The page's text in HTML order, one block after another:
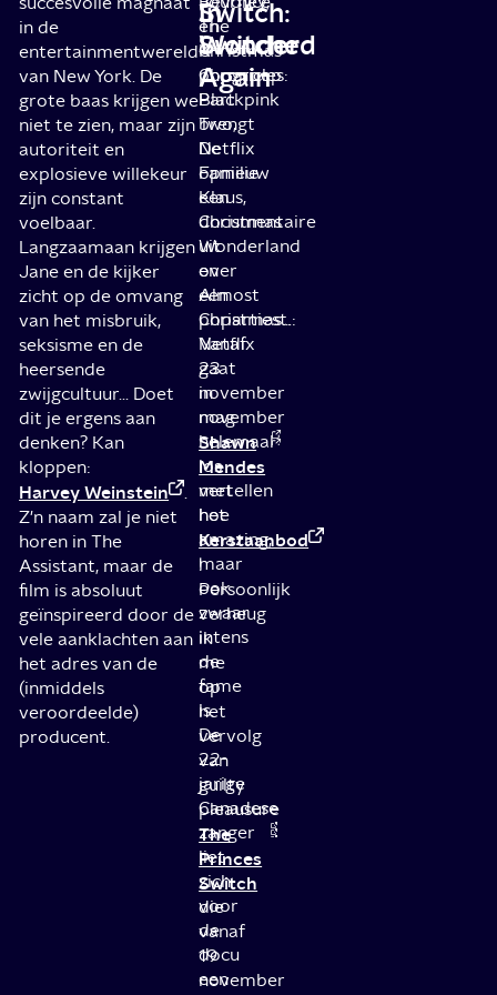
in de
entertainmentwereld
van New York. De
grote baas krijgen we
niet te zien, maar zijn
autoriteit en
explosieve willekeur
zijn constant
voelbaar.
Langzaamaan krijgen
Jane en de kijker
zicht op de omvang
van het misbruik,
seksisme en de
heersende
zwijgcultuur... Doet
dit je ergens aan
denken? Kan
kloppen:
Harvey Weinstein
.
Z'n naam zal je niet
horen in The
Assistant, maar de
film is absoluut
geïnspireerd door de
vele aanklachten aan
het adres van de
(inmiddels
veroordeelde)
producent.
Switch:
Switched
Again
The
Christmas
Chronicles:
Part
Two,
De
Familie
Klaus,
Christmas
Wonderland
en
Almost
Christmas...:
Netflix
gaat
in
november
helemaal
los
met
het
Kerstaanbod
!
Persoonlijk
verheug
ik
me
op
het
vervolg
van
guilty
pleausure
The
Princes
Switch
die
vanaf
19
november
In
Wonder
en
K-
popgroep
Blackpink
brengt
Netflix
opnieuw
een
documentaire
uit
over
een
popartiest.
Vanaf
23
november
mag
Shawn
Mendes
vertellen
hoe
amazing,
maar
ook
zwaar
intens
de
fame
is.
De
22-
jarige
Canadese
zanger
liet
zich
voor
de
docu
een